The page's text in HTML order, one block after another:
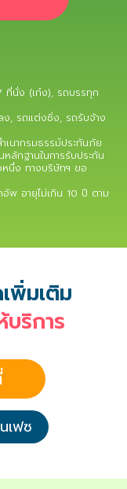
ที่นั่ง (เก๋ง), รถบรรทุก
, รถแต่งซิ่ง, รถรับจ้าง
นากรมธรรม์ประกันภัย
ลักฐานในการรับประกัน
นึ่ง ทางบริษัทฯ ขอ
พ อายุไม่เกิน 10 ปี ตาม
พิ่มเติม
บริการ
เฟซ